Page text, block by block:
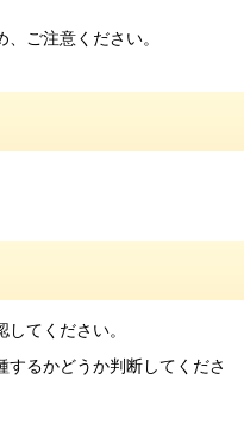
ご注意ください。
てください。
るかどうか判断してくださ